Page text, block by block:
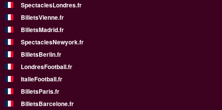
SpectaclesLondres.fr
BilletsVienne.fr
BilletsMadrid.fr
SpectaclesNewyork.fr
BilletsBerlin.fr
LondresFootball.fr
ItalieFootball.fr
BilletsParis.fr
BilletsBarcelone.fr